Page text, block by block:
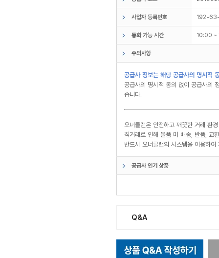
사업자 등록번호 192-
통화 가능 시간 10:00
주의사항
공급사 정보는 해당 공급사의 명시적
공급사의 명시적 동의 없이 공급사의
습니다.
오너클랜은 안전하고 깨끗한 거래 환
직거래로 인해 물품 미 배송, 반품, 교
반드시 오너클랜의 시스템을 이용하
공급사 인기 상품
Q&A